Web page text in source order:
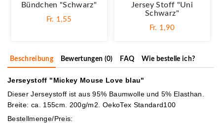
Bündchen "schwarz"
Fr. 1,55
Jersey Stoff "Uni
Schwarz"
Fr. 1,90
Beschreibung Bewertungen (0) FAQ Wie bestelle ich?
Jerseystoff "Mickey Mouse Love blau"
Dieser Jerseystoff ist aus 95% Baumwolle und 5% Elasthan.
Breite: ca. 155cm. 200g/m2. OekoTex Standard100
Bestellmenge/Preis: